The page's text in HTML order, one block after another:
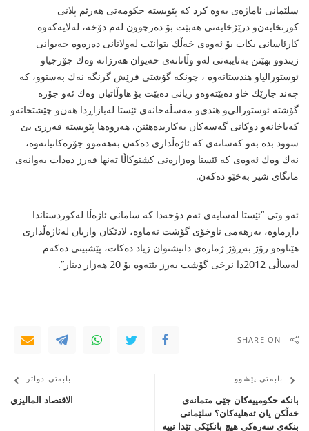
سلێمانی ئاماژەی بەوە كرد كە پێویستە حكومەتی هەرێم پلانی
كورتخایەن‌و درێژخایەنی هەبێت بۆ دەرچوون لەم دۆخە، لەلایەكەوە
كارئاسانی بكات بۆ ئەوەی خەڵك بتوانێت لەولاتانی دەرەوە حەیوانی
زیندوو بهێنن بەتایبەتی لەو وڵاتانەی حەیوان هەرزانە وەك جۆرجیاو
ئوستورالیا‌و هندستانەوە ، چونكە گۆشتی فرێش گرنگە نەك بەستوو، كە
چەند جارێك خاو دەبێتەوەو زیانی دەبێت بۆ هاوڵاتیان وەك ئەو جۆرە
گۆشتە ئوستورالی‌و هندی‌و مەسڵەحانەی ئێستا لەبازاڕدا هەن‌و چێشتخانەو
كەباخانەو دوكانی گەسەكان بەكاریدەهێنن. هەروەها پێویستە قەرزی بێ‌
سوود بدە بەو كەسانەی كە ئاژەڵداری دەكەن بەهەموو جۆرەكانیانەوە،
نەك وەك ئەوەی كە ئێستا وەزارەتی كشتوكاڵا تەنها قەرز دەدات بەوانەی
مانگای شیر بەخێو دەكەن.
ئەو وتی “ئێستا لەسایەی ئەم دۆخەدا كە سامانی ئاژەڵا لەكوردسناندا
داڕماوە، بەرهەمی ناوخۆی گۆشت نەماوە، لادێكان وازیان لەئاژەڵداری
هێناوە‌و رۆژ بەڕۆژ ژمارەی دانیشتوان زیاد دەكات، پێشبینی دەكەم
لەساڵی 2012دا نرخی گۆشت بەرز بێتەوە بۆ 20 هەزار دینار”.
SHARE ON
بابەتی پێشوو
بانكە حكومییەكان جێی متمانەی
خەڵكن یان ئەهلیەكان؟ سلێمانی
بنكەی سەرەكی هیچ بانكێكی تێدا نییە
بابەتی دواتر
الاقتصاد الماليزي